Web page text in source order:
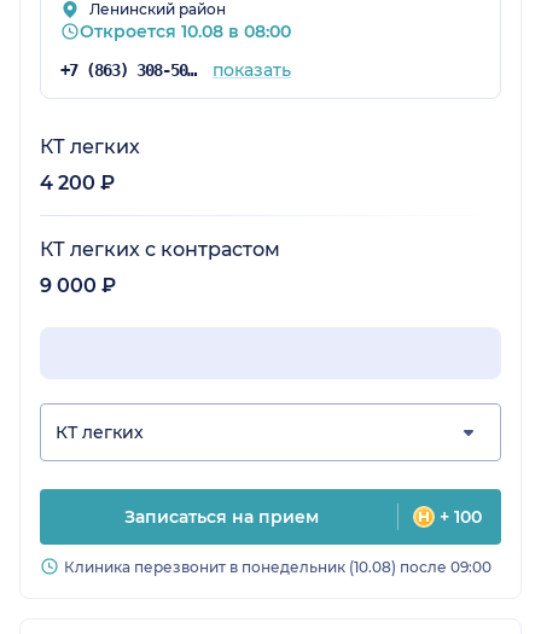
Ленинский район
Откроется 10.08 в 08:00
+7 (863) 308-50-43 показать
КТ легких
4 200 ₽
КТ легких с контрастом
9 000 ₽
КТ легких
Записаться на прием + 100
Клиника перезвонит в понедельник (10.08) после 09:00